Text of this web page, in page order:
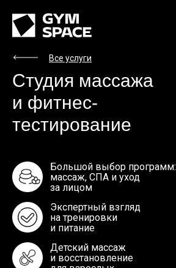
Все услуги
Студия массажа
и фитнес-
тестирование
Большой выбор программ:
массаж, СПА и уход
за лицом
Экспертный взгляд
на тренировки
и питание
Детский массаж
и восстановление